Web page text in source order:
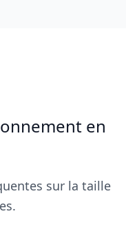
en
sur la taille